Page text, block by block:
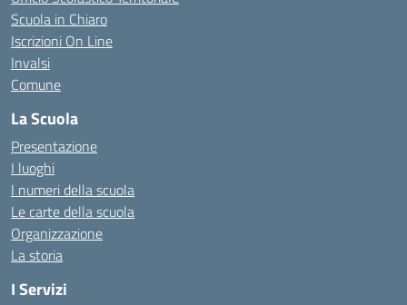
Scuola in Chiaro
Iscrizioni On Line
Invalsi
Comune
La Scuola
Presentazione
I luoghi
I numeri della scuola
Le carte della scuola
Organizzazione
La storia
I Servizi